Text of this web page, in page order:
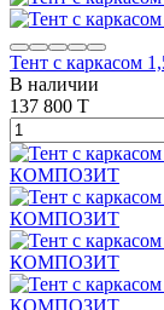
Тент с каркасом
В наличии
137 800 T